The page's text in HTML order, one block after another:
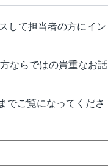
して担当者の方にイン
ならではの貴重なお話
でご覧になってくださ